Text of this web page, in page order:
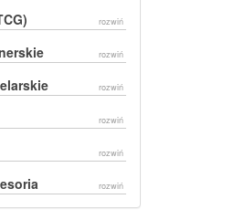
rozwiń
rozwiń
rozwiń
rozwiń
rozwiń
rozwiń